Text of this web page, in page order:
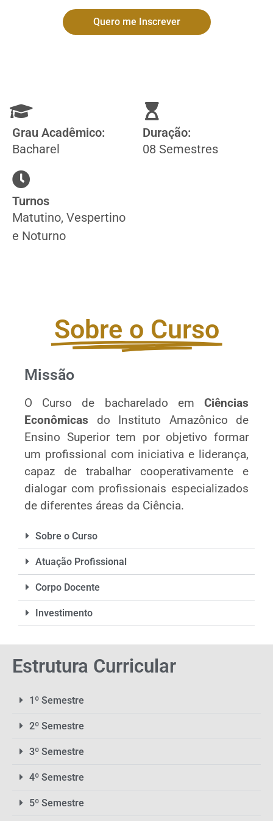
Quero me Inscrever
Grau Acadêmico:
Bacharel
Duração:
08 Semestres
Turnos
Matutino, Vespertino
e Noturno
Sobre o Curso
Missão
O Curso de bacharelado em Ciências
Econômicas do Instituto Amazônico de
Ensino Superior tem por objetivo formar
um profissional com iniciativa e liderança,
capaz de trabalhar cooperativamente e
dialogar com profissionais especializados
de diferentes áreas da Ciência.
Sobre o Curso
Atuação Profissional
Corpo Docente
Investimento
Estrutura Curricular
1º Semestre
2º Semestre
3º Semestre
4º Semestre
5º Semestre